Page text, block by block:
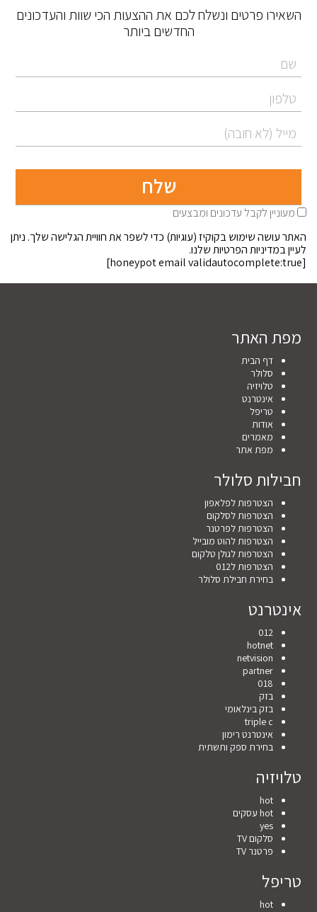
השאירו פרטים ונשלח לכם את ההצעות הכי שוות והעדכונים
החדשים ביותר
מעוניין לקבל עדכונים ומבצעים
האתר עושה שימוש בקוקיז (עוגיות) כדי לשפר את חוויית הגלישה שלך. ניתן
לעיין במדיניות הפרטיות שלנו.
[honeypot email validautocomplete:true]
מפת האתר
דף הבית
סלולר
טלויזיה
אינטרנט
טריפל
אודות
מאמרים
מפת אתר
חבילות סלולר
הצטרפות לפלאפון
הצטרפות לסלקום
הצטרפות לפרטנר
הצטרפות להוט מובייל
הצטרפות לגולן טלקום
הצטרפות ל012
בחירת חבילת סלולר
אינטרנט
012
hotnet
netvision
partner
018
בזק
בזק בינלאומי
triple c
אינטרנט רימון
בחירת ספק ותשתית
טלויזיה
hot
hot עסקים
yes
סלקום TV
פרטנר TV
טריפל
hot